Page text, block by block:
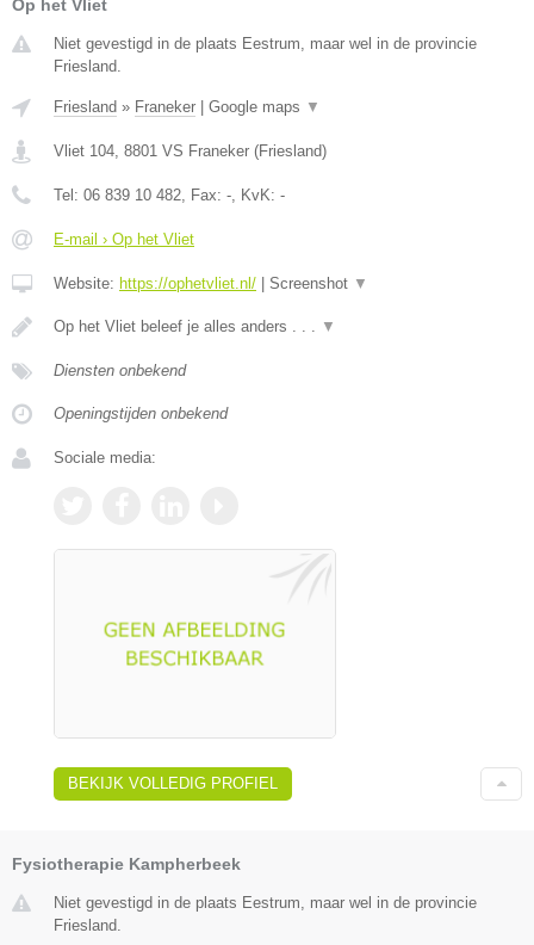
Op het Vliet
Niet gevestigd in de plaats Eestrum, maar wel in de provincie
Friesland.
Friesland » Franeker Google maps ▼
Vliet 104, 8801 VS Franeker (Friesland)
Tel: 06 839 10 482, Fax: -, KvK: -
E-mail › Op het Vliet
Website: https://ophetvliet.nl/ Screenshot ▼
Op het Vliet beleef je alles anders . . . ▼
Diensten onbekend
Openingstijden onbekend
Sociale media:
BEKIJK VOLLEDIG PROFIEL
Fysiotherapie Kampherbeek
Niet gevestigd in de plaats Eestrum, maar wel in de provincie
Friesland.